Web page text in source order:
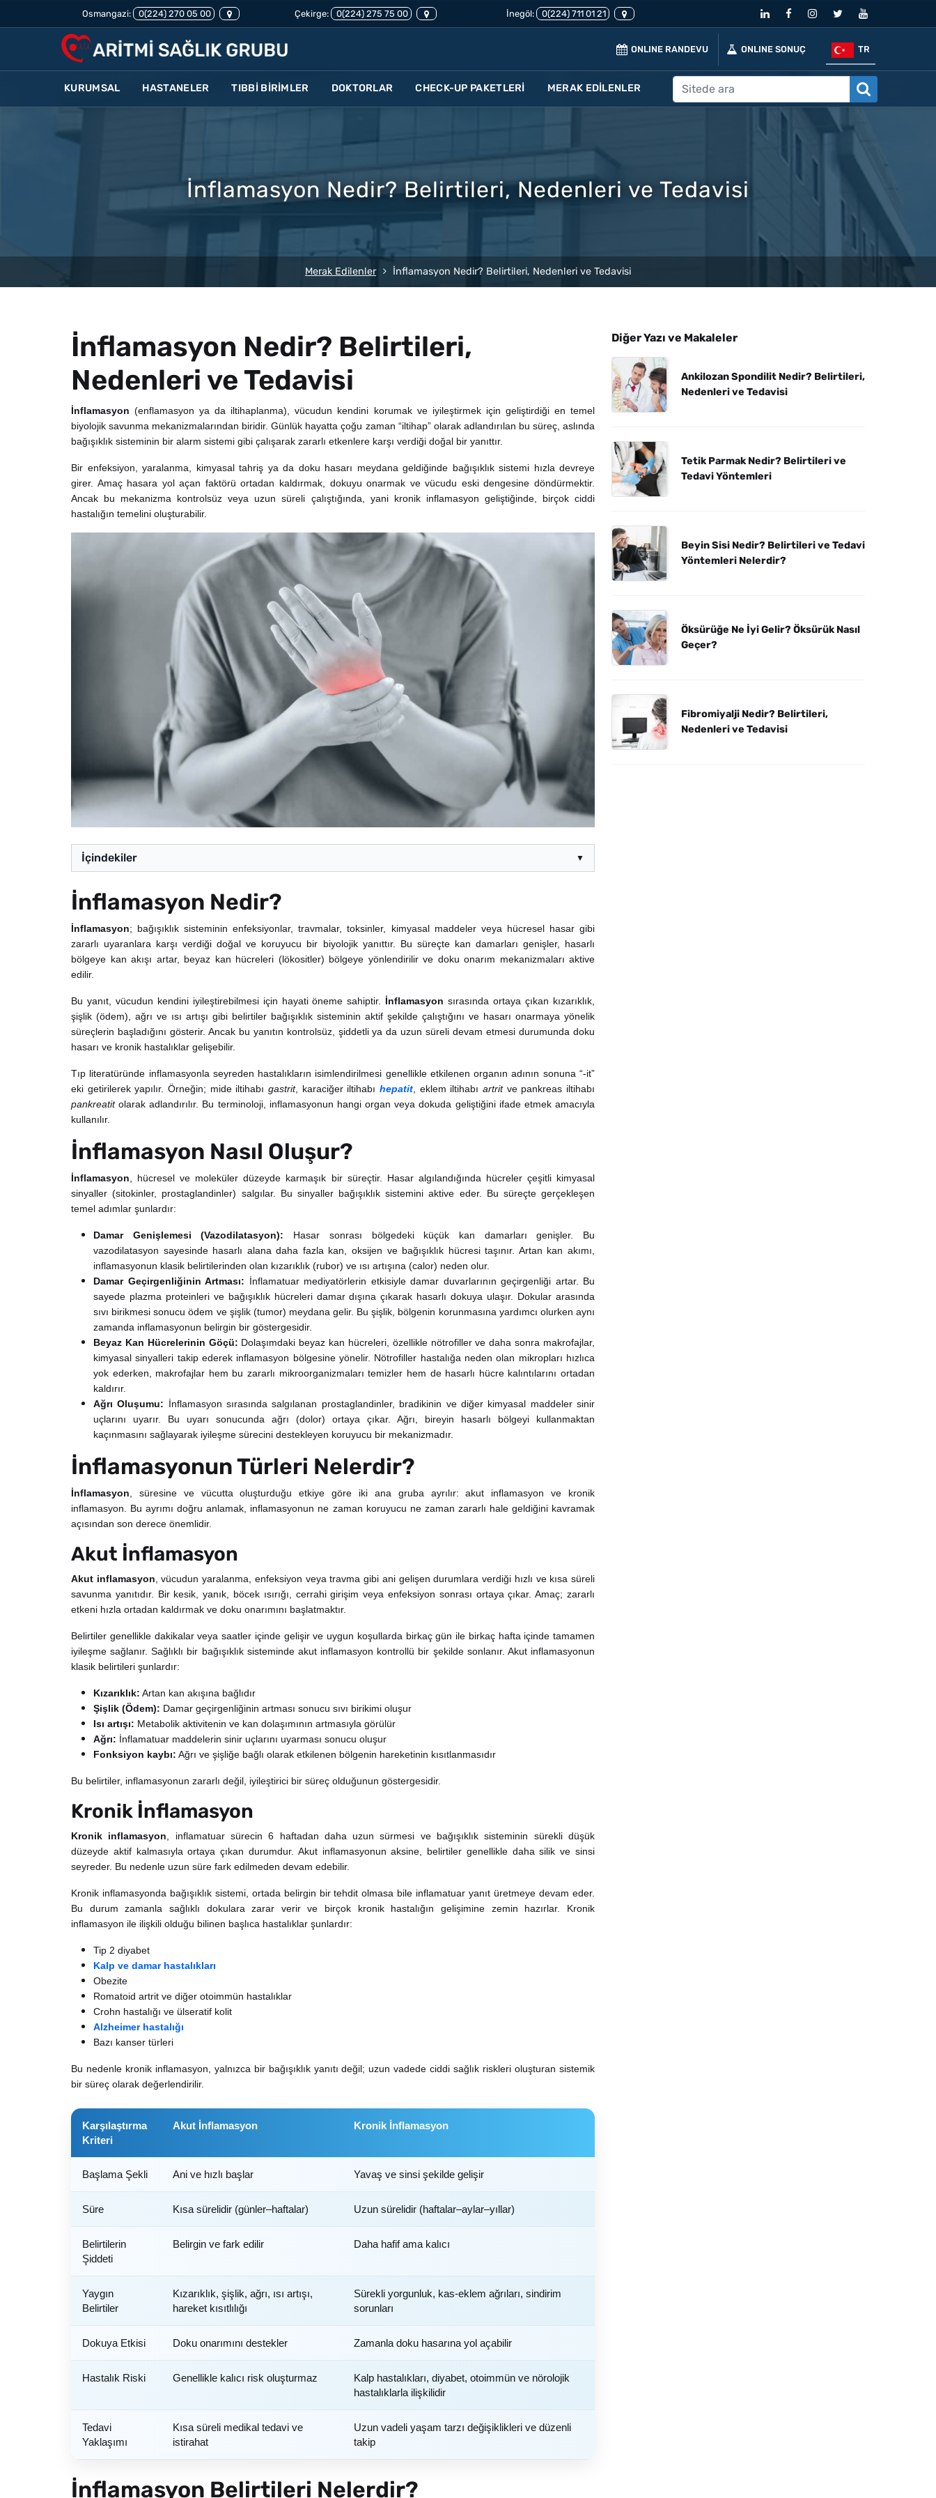
Osmangazi: 0(224) 270 05 00 Çekirge: 0(224) 275 75 00 İnegöl: 0(224) 711 01 21
ONLINE RANDEVU ONLINE SONUÇ TR
KURUMSAL HASTANELER TIBBİ BİRİMLER DOKTORLAR CHECK-UP PAKETLERİ MERAK EDİLENLER
İnflamasyon Nedir? Belirtileri, Nedenleri ve Tedavisi
Merak Edilenler İnflamasyon Nedir? Belirtileri, Nedenleri ve Tedavisi
İnflamasyon Nedir? Belirtileri,
Nedenleri ve Tedavisi
İnflamasyon (enflamasyon ya da iltihaplanma), vücudun kendini korumak ve iyileştirmek için geliştirdiği en temel
biyolojik savunma mekanizmalarından biridir. Günlük hayatta çoğu zaman “iltihap” olarak adlandırılan bu süreç, aslında
bağışıklık sisteminin bir alarm sistemi gibi çalışarak zararlı etkenlere karşı verdiği doğal bir yanıttır.
Bir enfeksiyon, yaralanma, kimyasal tahriş ya da doku hasarı meydana geldiğinde bağışıklık sistemi hızla devreye
girer. Amaç hasara yol açan faktörü ortadan kaldırmak, dokuyu onarmak ve vücudu eski dengesine döndürmektir.
Ancak bu mekanizma kontrolsüz veya uzun süreli çalıştığında, yani kronik inflamasyon geliştiğinde, birçok ciddi
hastalığın temelini oluşturabilir.
İçindekiler ▼
İnflamasyon Nedir?
İnflamasyon; bağışıklık sisteminin enfeksiyonlar, travmalar, toksinler, kimyasal maddeler veya hücresel hasar gibi
zararlı uyaranlara karşı verdiği doğal ve koruyucu bir biyolojik yanıttır. Bu süreçte kan damarları genişler, hasarlı
bölgeye kan akışı artar, beyaz kan hücreleri (lökositler) bölgeye yönlendirilir ve doku onarım mekanizmaları aktive
edilir.
Bu yanıt, vücudun kendini iyileştirebilmesi için hayati öneme sahiptir. İnflamasyon sırasında ortaya çıkan kızarıklık,
şişlik (ödem), ağrı ve ısı artışı gibi belirtiler bağışıklık sisteminin aktif şekilde çalıştığını ve hasarı onarmaya yönelik
süreçlerin başladığını gösterir. Ancak bu yanıtın kontrolsüz, şiddetli ya da uzun süreli devam etmesi durumunda doku
hasarı ve kronik hastalıklar gelişebilir.
Tıp literatüründe inflamasyonla seyreden hastalıkların isimlendirilmesi genellikle etkilenen organın adının sonuna “-it”
eki getirilerek yapılır. Örneğin; mide iltihabı gastrit, karaciğer iltihabı hepatit, eklem iltihabı artritve pankreas iltihabı
pankreatitolarak adlandırılır. Bu terminoloji, inflamasyonun hangi organ veya dokuda geliştiğini ifade etmek amacıyla
kullanılır.
İnflamasyon Nasıl Oluşur?
İnflamasyon, hücresel ve moleküler düzeyde karmaşık bir süreçtir. Hasar algılandığında hücreler çeşitli kimyasal
sinyaller (sitokinler, prostaglandinler) salgılar. Bu sinyaller bağışıklık sistemini aktive eder. Bu süreçte gerçekleşen
temel adımlar şunlardır:
Damar Genişlemesi (Vazodilatasyon): Hasar sonrası bölgedeki küçük kan damarları genişler. Bu
vazodilatasyon sayesinde hasarlı alana daha fazla kan, oksijen ve bağışıklık hücresi taşınır. Artan kan akımı,
inflamasyonun klasik belirtilerinden olan kızarıklık (rubor) ve ısı artışına (calor) neden olur.
Damar Geçirgenliğinin Artması: İnflamatuar mediyatörlerin etkisiyle damar duvarlarının geçirgenliği artar. Bu
sayede plazma proteinleri ve bağışıklık hücreleri damar dışına çıkarak hasarlı dokuya ulaşır. Dokular arasında
sıvı birikmesi sonucu ödem ve şişlik (tumor) meydana gelir. Bu şişlik, bölgenin korunmasına yardımcı olurken aynı
zamanda inflamasyonun belirgin bir göstergesidir.
Beyaz Kan Hücrelerinin Göçü: Dolaşımdaki beyaz kan hücreleri, özellikle nötrofiller ve daha sonra makrofajlar,
kimyasal sinyalleri takip ederek inflamasyon bölgesine yönelir. Nötrofiller hastalığa neden olan mikropları hızlıca
yok ederken, makrofajlar hem bu zararlı mikroorganizmaları temizler hem de hasarlı hücre kalıntılarını ortadan
kaldırır.
Ağrı Oluşumu: İnflamasyon sırasında salgılanan prostaglandinler, bradikinin ve diğer kimyasal maddeler sinir
uçlarını uyarır. Bu uyarı sonucunda ağrı (dolor) ortaya çıkar. Ağrı, bireyin hasarlı bölgeyi kullanmaktan
kaçınmasını sağlayarak iyileşme sürecini destekleyen koruyucu bir mekanizmadır.
İnflamasyonun Türleri Nelerdir?
İnflamasyon, süresine ve vücutta oluşturduğu etkiye göre iki ana gruba ayrılır: akut inflamasyon ve kronik
inflamasyon. Bu ayrımı doğru anlamak, inflamasyonun ne zaman koruyucu ne zaman zararlı hale geldiğini kavramak
açısından son derece önemlidir.
Akut İnflamasyon
Akut inflamasyon, vücudun yaralanma, enfeksiyon veya travma gibi ani gelişen durumlara verdiği hızlı ve kısa süreli
savunma yanıtıdır. Bir kesik, yanık, böcek ısırığı, cerrahi girişim veya enfeksiyon sonrası ortaya çıkar. Amaç; zararlı
etkeni hızla ortadan kaldırmak ve doku onarımını başlatmaktır.
Belirtiler genellikle dakikalar veya saatler içinde gelişir ve uygun koşullarda birkaç gün ile birkaç hafta içinde tamamen
iyileşme sağlanır. Sağlıklı bir bağışıklık sisteminde akut inflamasyon kontrollü bir şekilde sonlanır. Akut inflamasyonun
klasik belirtileri şunlardır:
Kızarıklık: Artan kan akışına bağlıdır
Şişlik (Ödem): Damar geçirgenliğinin artması sonucu sıvı birikimi oluşur
Isı artışı: Metabolik aktivitenin ve kan dolaşımının artmasıyla görülür
Ağrı: İnflamatuar maddelerin sinir uçlarını uyarması sonucu oluşur
Fonksiyon kaybı: Ağrı ve şişliğe bağlı olarak etkilenen bölgenin hareketinin kısıtlanmasıdır
Bu belirtiler, inflamasyonun zararlı değil, iyileştirici bir süreç olduğunun göstergesidir.
Kronik İnflamasyon
Kronik inflamasyon, inflamatuar sürecin 6 haftadan daha uzun sürmesi ve bağışıklık sisteminin sürekli düşük
düzeyde aktif kalmasıyla ortaya çıkan durumdur. Akut inflamasyonun aksine, belirtiler genellikle daha silik ve sinsi
seyreder. Bu nedenle uzun süre fark edilmeden devam edebilir.
Kronik inflamasyonda bağışıklık sistemi, ortada belirgin bir tehdit olmasa bile inflamatuar yanıt üretmeye devam eder.
Bu durum zamanla sağlıklı dokulara zarar verir ve birçok kronik hastalığın gelişimine zemin hazırlar. Kronik
inflamasyon ile ilişkili olduğu bilinen başlıca hastalıklar şunlardır:
Tip 2 diyabet
Kalp ve damar hastalıkları
Obezite
Romatoid artrit ve diğer otoimmün hastalıklar
Crohn hastalığı ve ülseratif kolit
Alzheimer hastalığı
Bazı kanser türleri
Bu nedenle kronik inflamasyon, yalnızca bir bağışıklık yanıtı değil; uzun vadede ciddi sağlık riskleri oluşturan sistemik
bir süreç olarak değerlendirilir.
Karşılaştırma
Kriteri
Akut İnflamasyon Kronik İnflamasyon
Başlama Şekli Ani ve hızlı başlar Yavaş ve sinsi şekilde gelişir
Süre Kısa sürelidir (günler–haftalar) Uzun sürelidir (haftalar–aylar–yıllar)
Belirtilerin
Şiddeti
Belirgin ve fark edilir Daha hafif ama kalıcı
Yaygın
Belirtiler
Kızarıklık, şişlik, ağrı, ısı artışı,
hareket kısıtlılığı
Sürekli yorgunluk, kas-eklem ağrıları, sindirim
sorunları
Dokuya Etkisi Doku onarımını destekler Zamanla doku hasarına yol açabilir
Hastalık Riski Genellikle kalıcı risk oluşturmaz
Kalp hastalıkları, diyabet, otoimmün ve nörolojik
hastalıklarla ilişkilidir
Tedavi
Yaklaşımı
Kısa süreli medikal tedavi ve
istirahat
Uzun vadeli yaşam tarzı değişiklikleri ve düzenli
takip
İnflamasyon Belirtileri Nelerdir?
Diğer Yazı ve Makaleler
Ankilozan Spondilit Nedir? Belirtileri,
Nedenleri ve Tedavisi
Tetik Parmak Nedir? Belirtileri ve
Tedavi Yöntemleri
Beyin Sisi Nedir? Belirtileri ve Tedavi
Yöntemleri Nelerdir?
Öksürüğe Ne İyi Gelir? Öksürük Nasıl
Geçer?
Fibromiyalji Nedir? Belirtileri,
Nedenleri ve Tedavisi